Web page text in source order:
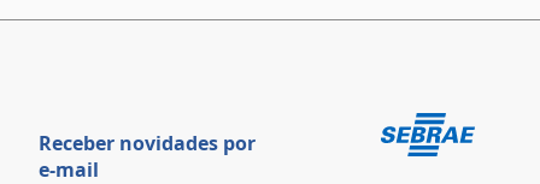
Receber novidades por
e-mail